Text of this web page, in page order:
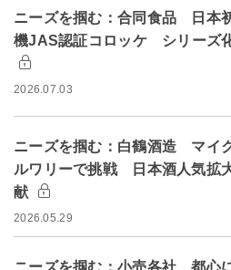
ニーズを掴む：合同食品 日本
機JAS認証コロッケ シリーズ
2026.07.03
ニーズを掴む：白鶴酒造 マイ
ルワリーで挑戦 日本酒人気拡
献
2026.05.29